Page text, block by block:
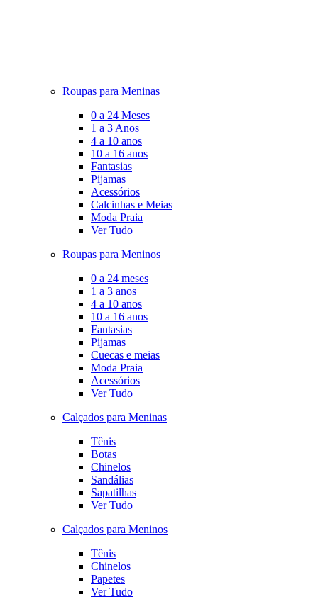
Roupas para Meninas
0 a 24 Meses
1 a 3 Anos
4 a 10 anos
10 a 16 anos
Fantasias
Pijamas
Acessórios
Calcinhas e Meias
Moda Praia
Ver Tudo
Roupas para Meninos
0 a 24 meses
1 a 3 anos
4 a 10 anos
10 a 16 anos
Fantasias
Pijamas
Cuecas e meias
Moda Praia
Acessórios
Ver Tudo
Calçados para Meninas
Tênis
Botas
Chinelos
Sandálias
Sapatilhas
Ver Tudo
Calçados para Meninos
Tênis
Chinelos
Papetes
Ver Tudo